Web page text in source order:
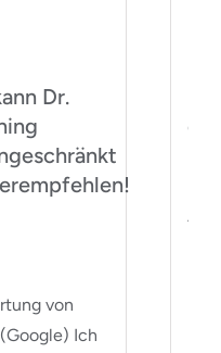
Dr. Henning ist
ein äußerst
kompetenter
und geduldiger
Bewertung von